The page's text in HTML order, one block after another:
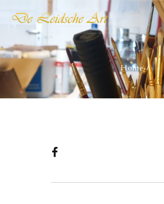
Home
DE
De plaatst voor
HOME
WIE WIJ ZIJN